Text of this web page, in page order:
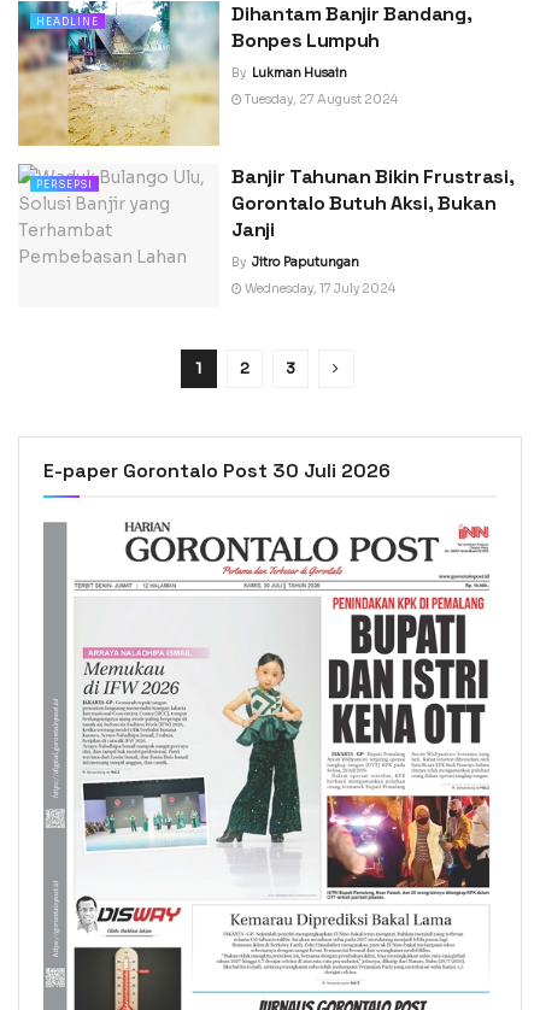
HEADLINE
Dihantam Banjir Bandang,
Bonpes Lumpuh
By Lukman Husain
Tuesday, 27 August 2024
PERSEPSI
Banjir Tahunan Bikin Frustrasi,
Gorontalo Butuh Aksi, Bukan
Janji
By Jitro Paputungan
Wednesday, 17 July 2024
1 2 3
E-paper Gorontalo Post 30 Juli 2026